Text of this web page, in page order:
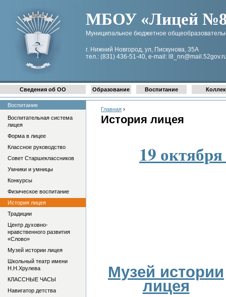
МБОУ «Лицей №8
Муниципальное бюджетное
г. Нижний Новгород, ул, Пискунова, 35А
тел.: (831) 436-51-40, e-mail:
Главная ›
История лицея
19
Музей истории
лицея
Сведения об ОО Образование Воспитание
Воспитание
Воспитательная система
лицея
Форма в лицее
Классное руководство
Совет Старшеклассников
Умники и умницы
Конкурсы
Физическое воспитание
История лицея
Традиции
Центр духовно-
нравственного развития
«Слово»
Музей истории лицея
Школьный театр имени
Н.Н.Хрулева
КЛАССНЫЕ ЧАСЫ
Навигатор детства